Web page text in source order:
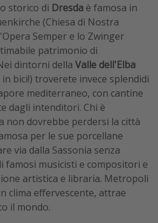
storico di Dresda è famosa in
(Chiesa di Nostra
Semper e lo Zwinger
patrimonio di
dintorni della Valle dell'Elba
bici!) troverete invece splendidi
mediterraneo, con cantine
dagli intenditori. Chi è
non dovrebbe perdersi la città
per le sue porcellane
via dalla Sassonia senza
famosi musicisti e compositori e
artistica e libraria. Metropoli
clima effervescente, attrae
il mondo.